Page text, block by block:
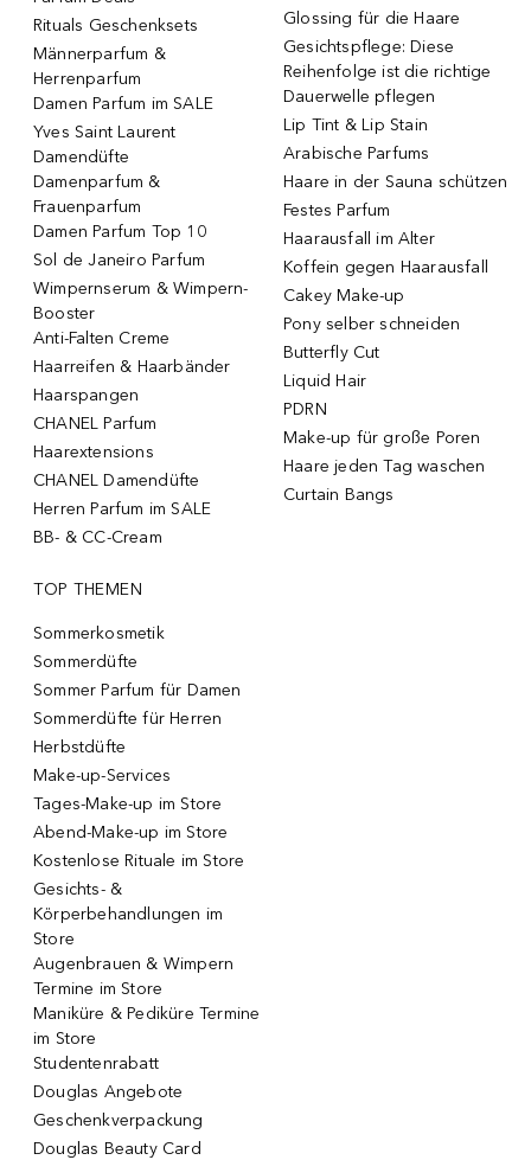
Rituals Geschenksets
Männerparfum &
Herrenparfum
Damen Parfum im SALE
Yves Saint Laurent
Damendüfte
Damenparfum &
Frauenparfum
Damen Parfum Top 10
Sol de Janeiro Parfum
Wimpernserum & Wimpern-
Booster
Anti-Falten Creme
Haarreifen & Haarbänder
Haarspangen
CHANEL Parfum
Haarextensions
CHANEL Damendüfte
Herren Parfum im SALE
BB- & CC-Cream
Glossing für die Haare
Gesichtspflege: Diese
Reihenfolge ist die richtige
Dauerwelle pflegen
Lip Tint & Lip Stain
Arabische Parfums
Haare in der Sauna schützen
Festes Parfum
Haarausfall im Alter
Koffein gegen Haarausfall
Cakey Make-up
Pony selber schneiden
Butterfly Cut
Liquid Hair
PDRN
Make-up für große Poren
Haare jeden Tag waschen
Curtain Bangs
TOP THEMEN
Sommerkosmetik
Sommerdüfte
Sommer Parfum für Damen
Sommerdüfte für Herren
Herbstdüfte
Make-up-Services
Tages-Make-up im Store
Abend-Make-up im Store
Kostenlose Rituale im Store
Gesichts- &
Körperbehandlungen im
Store
Augenbrauen & Wimpern
Termine im Store
Maniküre & Pediküre Termine
im Store
Studentenrabatt
Douglas Angebote
Geschenkverpackung
Douglas Beauty Card